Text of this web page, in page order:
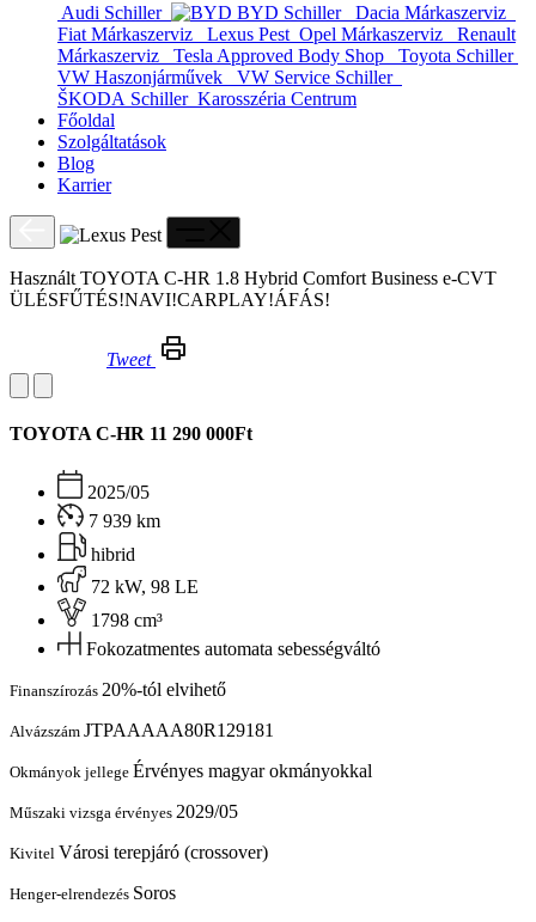
Audi Schiller BYD Schiller
Dacia Márkaszerviz
Fiat Márkaszerviz
Lexus Pest Opel Márkaszerviz
Renault
Márkaszerviz
Tesla Approved Body Shop
Toyota Schiller
VW Haszonjárművek
VW Service Schiller
ŠKODA Schiller Karosszéria Centrum
Főoldal
Szolgáltatások
Blog
Karrier
Használt TOYOTA C-HR 1.8 Hybrid Comfort Business e-CVT
ÜLÉSFŰTÉS!NAVI!CARPLAY!ÁFÁS!
Tweet
TOYOTA C-HR 11 290 000Ft
2025/05
7 939 km
hibrid
72 kW, 98 LE
1798 cm³
Fokozatmentes automata sebességváltó
Finanszírozás 20%-tól elvihető
Alvázszám JTPAAAAA80R129181
Okmányok jellege Érvényes magyar okmányokkal
Műszaki vizsga érvényes 2029/05
Kivitel Városi terepjáró (crossover)
Henger-elrendezés Soros